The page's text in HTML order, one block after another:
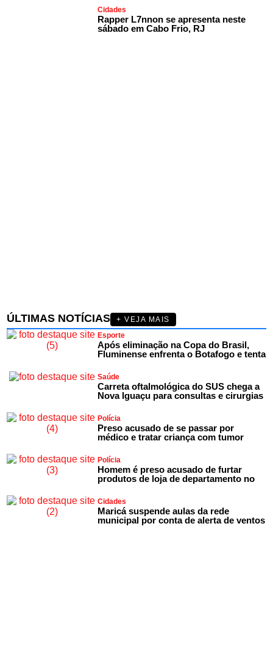
Cidades
Rapper L7nnon se apresenta neste
sábado em Cabo Frio, RJ
ÚLTIMAS NOTÍCIAS
+ VEJA MAIS
Esporte
Após eliminação na Copa do Brasil,
Fluminense enfrenta o Botafogo e tenta
Saúde
Carreta oftalmológica do SUS chega a
Nova Iguaçu para consultas e cirurgias
Polícia
Preso acusado de se passar por
médico e tratar criança com tumor
Polícia
Homem é preso acusado de furtar
produtos de loja de departamento no
Cidades
Maricá suspende aulas da rede
municipal por conta de alerta de ventos